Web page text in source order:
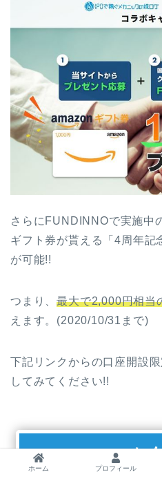
さらにFUNDINNOで実施中
ギフト券が貰える「4周年記
が可能!!
つまり、最大で2,000円相当
えます。(2020/10/31まで)
下記リンクからの口座開設
してみてください!!
FUNDINNOを
ホーム プロフィール